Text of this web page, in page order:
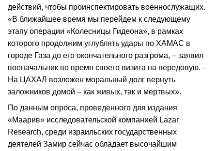
действий, чтобы проинспектировать военнослужащих.
«В ближайшее время мы перейдем к следующему
этапу операции «Колесницы Гидеона», в рамках
которого продолжим углублять удары по ХАМАС в
городе Газа до его окончательного разгрома, – заявил
военачальник во время своего визита на передовую. –
На ЦАХАЛ возложен моральный долг вернуть
заложников домой – как живых, так и мертвых».
По данным опроса, проведенного для издания
«Маарив» исследовательской компанией Lazar
Research, среди израильских государственных
деятелей Замир сейчас обладает высочайшим